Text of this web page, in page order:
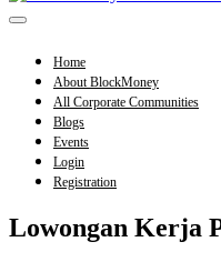
Menu
Home
About BlockMoney
All Corporate Communities
Blogs
Events
Login
Registration
Lowongan Kerja